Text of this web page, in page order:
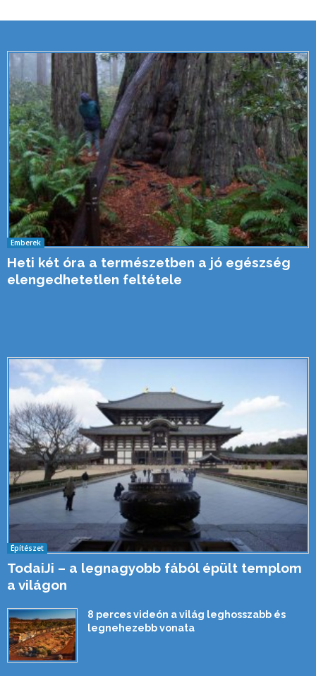
Emberek
Heti két óra a természetben a jó egészség
elengedhetetlen feltétele
Építészet
TodaiJi – a legnagyobb fából épült templom
a világon
8 perces videón a világ leghosszabb és
legnehezebb vonata